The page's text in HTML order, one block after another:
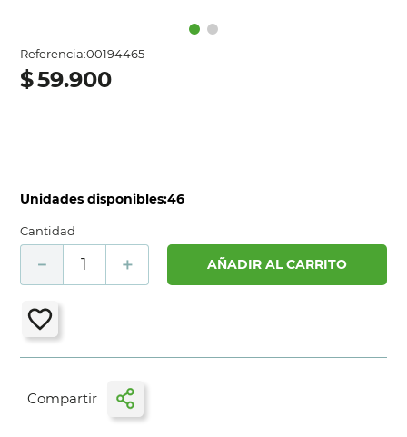
Referencia:00194465
$59.900
Unidades disponibles:46
Cantidad
＋
－ AÑADIR AL CARRITO